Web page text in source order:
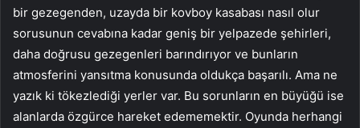
bir gezegenden, uzayda bir kovboy kasabası nasıl olur
sorusunun cevabına kadar geniş bir yelpazede şehirleri,
daha doğrusu gezegenleri barındırıyor ve bunların
atmosferini yansıtma konusunda oldukça başarılı. Ama ne
yazık ki tökezlediği yerler var. Bu sorunların en büyüğü ise
alanlarda özgürce hareket edememektir. Oyunda herhangi